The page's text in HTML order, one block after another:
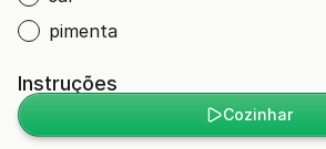
pimenta
Instruções
Cozinhar